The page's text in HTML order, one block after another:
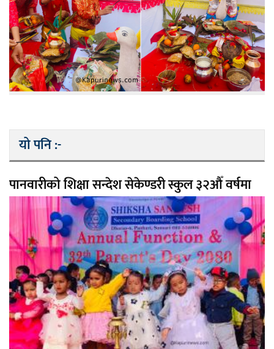
यो पनि :-
पानवारीको शिक्षा सन्देश सेकेण्डरी स्कुल ३२औँ वर्षमा